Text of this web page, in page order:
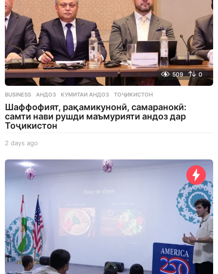
509 0
BUSINESS АНДОЗ ,КУМИТАИ АНДОЗ ,ТОҶИКИСТОН
Шаффофият, рақамикунонӣ, самаранокӣ:
самти нави рушди маъмурияти андоз дар
Тоҷикистон
2 days ago
a
g
o